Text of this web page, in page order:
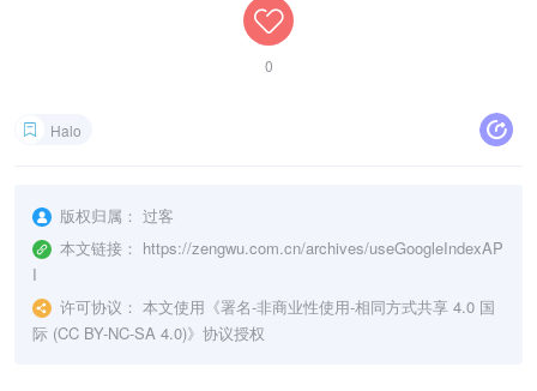
0
Halo
版权归属： 过客
本文链接： https://zengwu.com.cn/archives/useGoogleIndexAP
I
许可协议： 本文使用《署名-非商业性使用-相同方式共享 4.0 国
际 (CC BY-NC-SA 4.0)》协议授权